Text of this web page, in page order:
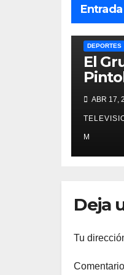
DEPORTES
El
este
ABR 17,
M
Deja
Tu
Comentario